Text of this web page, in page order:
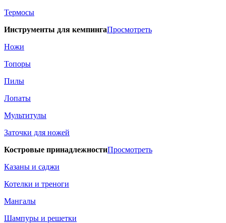
Термосы
Инструменты для кемпингаПросмотреть
Ножи
Топоры
Пилы
Лопаты
Мультитулы
Заточки для ножей
Костровые принадлежностиПросмотреть
Казаны и саджи
Котелки и треноги
Мангалы
Шампуры и решетки